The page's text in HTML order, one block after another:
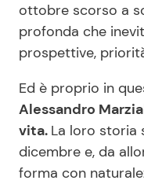
ottobre scorso a
profonda che
prospettive,
Ed è proprio in
Alessandro
vita. La loro storia
dicembre e, da
forma con